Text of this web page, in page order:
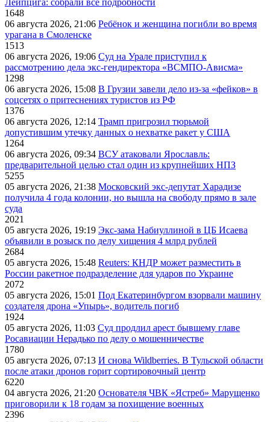
Лейпцига: собрали все подробности
1648
06 августа 2026, 21:06 Ребёнок и женщина погибли во время
урагана в Смоленске
1513
06 августа 2026, 19:06 Суд на Урале приступил к
рассмотрению дела экс-гендиректора «ВСМПО-Ависма»
1298
06 августа 2026, 15:08 В Грузии завели дело из-за «фейков» в
соцсетях о притеснениях туристов из РФ
1376
06 августа 2026, 12:14 Трамп пригрозил тюрьмой
допустившим утечку данных о нехватке ракет у США
1264
06 августа 2026, 09:34 ВСУ атаковали Ярославль:
предварительной целью стал один из крупнейших НПЗ
5255
05 августа 2026, 21:38 Московский экс-депутат Харадизе
получила 4 года колонии, но вышла на свободу прямо в зале
суда
2021
05 августа 2026, 19:19 Экс-зама Набиуллиной в ЦБ Исаева
объявили в розыск по делу хищения 4 млрд рублей
2684
05 августа 2026, 15:48 Reuters: КНДР может разместить в
России ракетное подразделение для ударов по Украине
2072
05 августа 2026, 15:01 Под Екатеринбургом взорвали машину
создателя дрона «Упырь», водитель погиб
1924
05 августа 2026, 11:03 Суд продлил арест бывшему главе
Росавиации Нерадько по делу о мошенничестве
1780
05 августа 2026, 07:13 И снова Wildberries. В Тульской области
после атаки дронов горит сортировочный центр
6220
04 августа 2026, 21:20 Основателя ЧВК «Ястреб» Марущенко
приговорили к 18 годам за похищение военных
2396